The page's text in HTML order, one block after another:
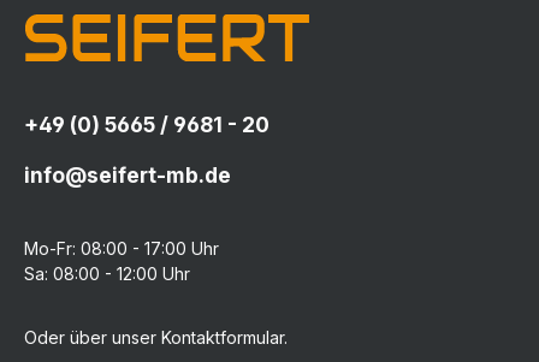
+49 (0) 5665 / 9681 - 20
info@seifert-mb.de
Mo-Fr: 08:00 - 17:00 Uhr
Sa: 08:00 - 12:00 Uhr
Oder über unser Kontaktformular.